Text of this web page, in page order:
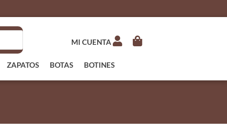
MI CUENTA
ZAPATOS BOTAS BOTINES